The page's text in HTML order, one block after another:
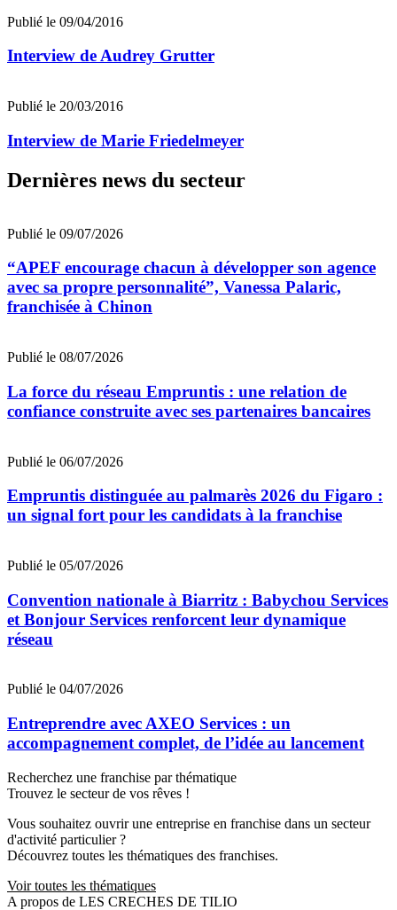
Publié le 09/04/2016
Interview de Audrey Grutter
Publié le 20/03/2016
Interview de Marie Friedelmeyer
Dernières news du secteur
Publié le 09/07/2026
“APEF encourage chacun à développer son agence
avec sa propre personnalité”, Vanessa Palaric,
franchisée à Chinon
Publié le 08/07/2026
La force du réseau Empruntis : une relation de
confiance construite avec ses partenaires bancaires
Publié le 06/07/2026
Empruntis distinguée au palmarès 2026 du Figaro :
un signal fort pour les candidats à la franchise
Publié le 05/07/2026
Convention nationale à Biarritz : Babychou Services
et Bonjour Services renforcent leur dynamique
réseau
Publié le 04/07/2026
Entreprendre avec AXEO Services : un
accompagnement complet, de l’idée au lancement
Recherchez une franchise par thématique
Trouvez le secteur de vos rêves !
Vous souhaitez ouvrir une entreprise en franchise dans un secteur
d'activité particulier ?
Découvrez toutes les thématiques des franchises.
Voir toutes les thématiques
A propos de LES CRECHES DE TILIO